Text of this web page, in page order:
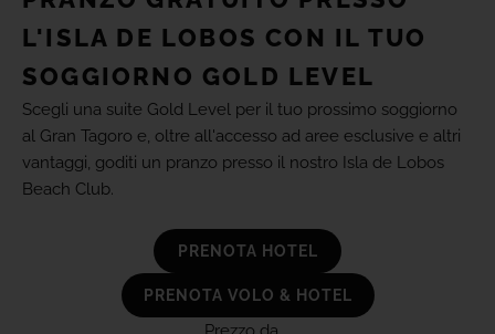
L'ISLA DE LOBOS CON IL TUO
SOGGIORNO GOLD LEVEL
Scegli una suite Gold Level per il tuo prossimo soggiorno
al Gran Tagoro e, oltre all'accesso ad aree esclusive e altri
vantaggi, goditi un pranzo presso il nostro Isla de Lobos
Beach Club.
PRENOTA HOTEL
PRENOTA VOLO & HOTEL